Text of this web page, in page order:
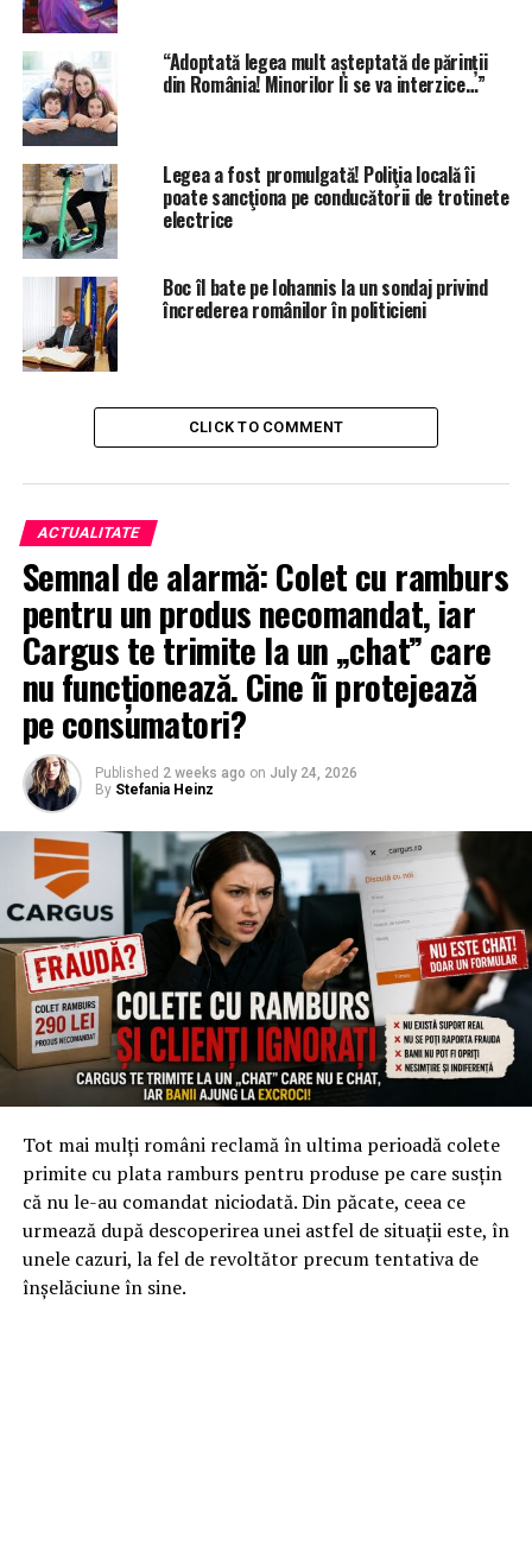
“Adoptată legea mult așteptată de părinții
din România! Minorilor li se va interzice…”
Legea a fost promulgată! Poliţia locală îi
poate sancţiona pe conducătorii de trotinete
electrice
Boc îl bate pe Iohannis la un sondaj privind
încrederea românilor în politicieni
CLICK TO COMMENT
ACTUALITATE
Semnal de alarmă: Colet cu ramburs
pentru un produs necomandat, iar
Cargus te trimite la un „chat” care
nu funcționează. Cine îi protejează
pe consumatori?
Published 2 weeks ago on July 24, 2026
By Stefania Heinz
Tot mai mulți români reclamă în ultima perioadă colete
primite cu plata ramburs pentru produse pe care susțin
că nu le-au comandat niciodată. Din păcate, ceea ce
urmează după descoperirea unei astfel de situații este, în
unele cazuri, la fel de revoltător precum tentativa de
înșelăciune în sine.